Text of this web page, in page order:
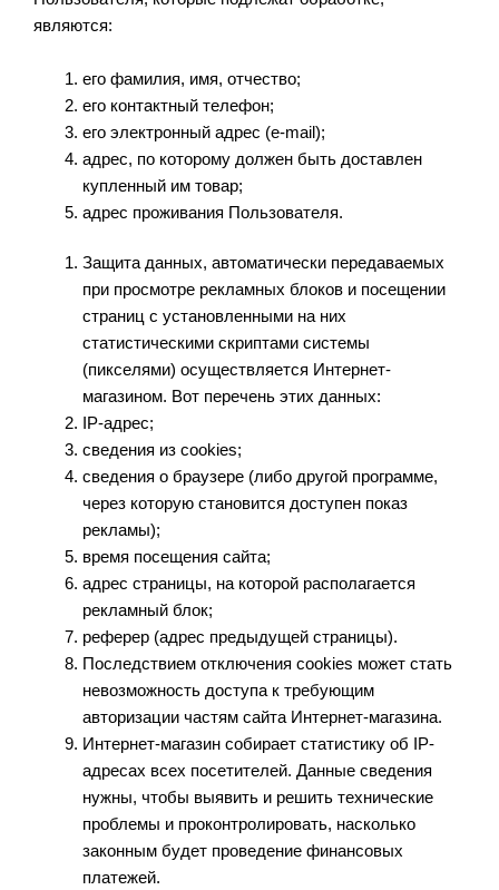
являются:
его фамилия, имя, отчество;
его контактный телефон;
его электронный адрес (e-mail);
адрес, по которому должен быть доставлен
купленный им товар;
адрес проживания Пользователя.
Защита данных, автоматически передаваемых
при просмотре рекламных блоков и посещении
страниц с установленными на них
статистическими скриптами системы
(пикселями) осуществляется Интернет-
магазином. Вот перечень этих данных:
IP-адрес;
сведения из cookies;
сведения о браузере (либо другой программе,
через которую становится доступен показ
рекламы);
время посещения сайта;
адрес страницы, на которой располагается
рекламный блок;
реферер (адрес предыдущей страницы).
Последствием отключения cookies может стать
невозможность доступа к требующим
авторизации частям сайта Интернет-магазина.
Интернет-магазин собирает статистику об IP-
адресах всех посетителей. Данные сведения
нужны, чтобы выявить и решить технические
проблемы и проконтролировать, насколько
законным будет проведение финансовых
платежей.